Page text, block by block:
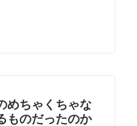
めちゃくちゃな
ものだったのか